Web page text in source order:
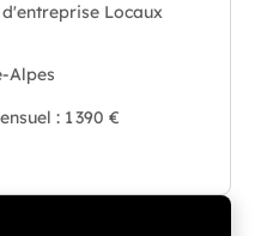
Locaux
Alpes
: 1 390 €